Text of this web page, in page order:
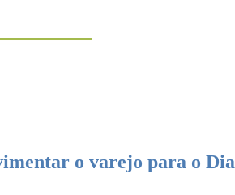
o varejo para o Dia